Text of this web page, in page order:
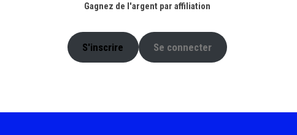
Gagnez de l'argent par affiliation
S'inscrire Se connecter